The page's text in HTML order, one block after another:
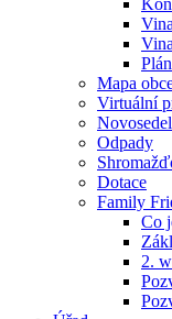
Mapa
Virtuální
Odpady
Dotace
Family
Co
2.